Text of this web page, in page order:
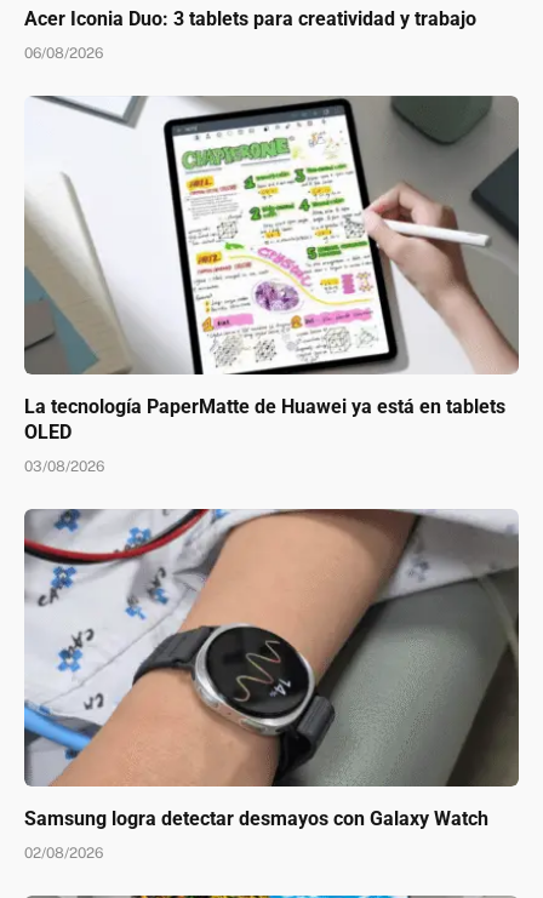
Acer Iconia Duo: 3 tablets para creatividad y trabajo
06/08/2026
La tecnología PaperMatte de Huawei ya está en tablets
OLED
03/08/2026
Samsung logra detectar desmayos con Galaxy Watch
02/08/2026